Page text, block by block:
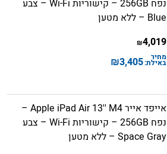
נפח 256GB – קישוריות Wi-Fi – צבע
Blue – ללא מטען
4,019
₪
מחיר
באילת:3,405
₪
אייפד אייר Apple iPad Air 13'' M4 –
נפח 256GB – קישוריות Wi-Fi – צבע
Space Gray – ללא מטען